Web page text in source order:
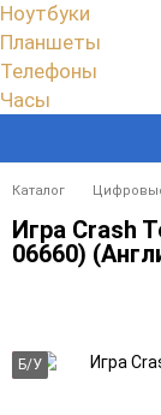
Ноутбуки
Планшеты
Телефоны
Часы
Каталог
Игра Crash
06660)
Б/У